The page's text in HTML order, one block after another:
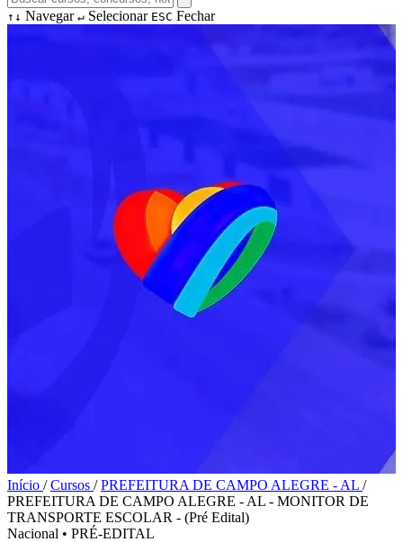
↑↓ Navegar ↵ Selecionar ESC Fechar
Início / Cursos / PREFEITURA DE CAMPO ALEGRE - AL /
PREFEITURA DE CAMPO ALEGRE - AL - MONITOR DE
TRANSPORTE ESCOLAR - (Pré Edital)
Nacional • PRÉ-EDITAL